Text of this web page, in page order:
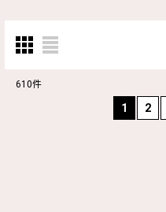
610件
1 2